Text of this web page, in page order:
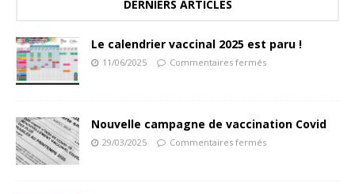
DERNIERS ARTICLES
Le calendrier vaccinal 2025 est paru !
11/06/2025 Commentaires fermés
Nouvelle campagne de vaccination Covid
29/03/2025 Commentaires fermés